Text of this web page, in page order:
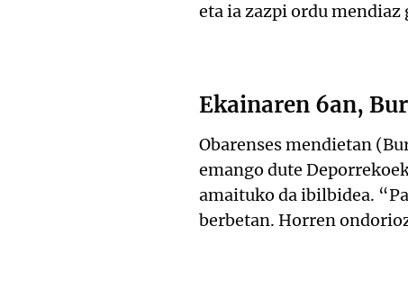
eta ia zazpi ordu mendiaz
Ekainaren 6an,
Obarenses mendietan
emango dute
amaituko da ibilbidea.
berbetan. Horren